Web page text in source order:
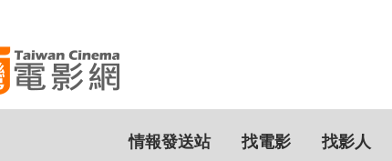
情報發送站 找電影 找影人